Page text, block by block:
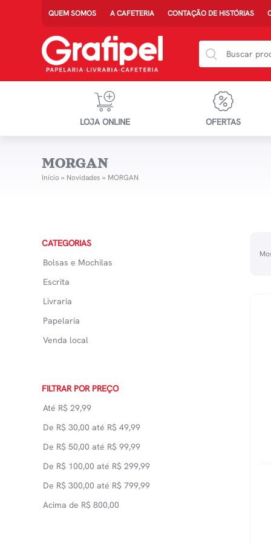
QUEM SOMOS A CAFETERIA CONTAÇÃO DE HISTÓRIAS
LOJA ONLINE OFERTAS
MORGAN
Início» Novidades » MORGAN
CATEGORIAS
Bolsas e Mochilas
Escrita
Livraria
Papelaria
Venda local
FILTRAR POR PREÇO
Até R$ 29,99
De R$ 30,00 até R$ 49,99
De R$ 50,00 até R$ 99,99
De R$ 100,00 até R$ 299,99
De R$ 300,00 até R$ 799,99
Acima de R$ 800,00